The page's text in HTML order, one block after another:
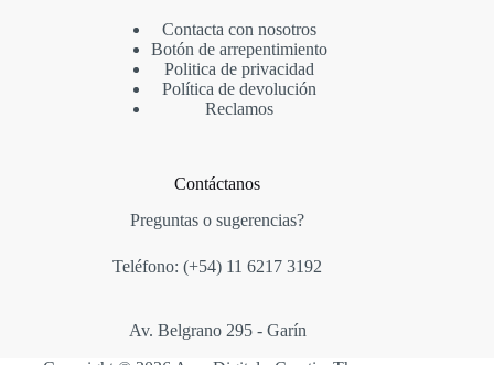
Contacta con nosotros
Botón de arrepentimiento
Politica de privacidad
Política de devolución
Reclamos
Contáctanos
Preguntas o sugerencias?
Teléfono: (+54) 11 6217 3192
Av. Belgrano 295 - Garín